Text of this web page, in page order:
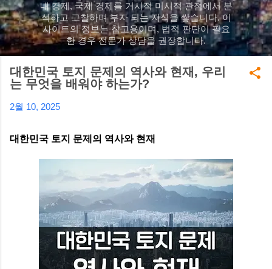
내 경제, 국제 경제를 거시적 미시적 관점에서 분
석하고 고찰하며 부자 되는 지식을 쌓습니다. 이
사이트의 정보는 참고용이며, 법적 판단이 필요
한 경우 전문가 상담을 권장합니다.
대한민국 토지 문제의 역사와 현재, 우리
는 무엇을 배워야 하는가?
2월 10, 2025
대한민국 토지 문제의 역사와 현재